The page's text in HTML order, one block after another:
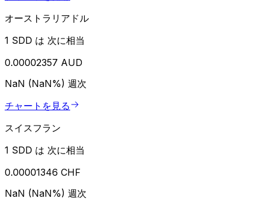
オーストラリアドル
1 SDD は 次に相当
0.00002357 AUD
NaN (NaN%) 週次
チャートを見る
スイスフラン
1 SDD は 次に相当
0.00001346 CHF
NaN (NaN%) 週次